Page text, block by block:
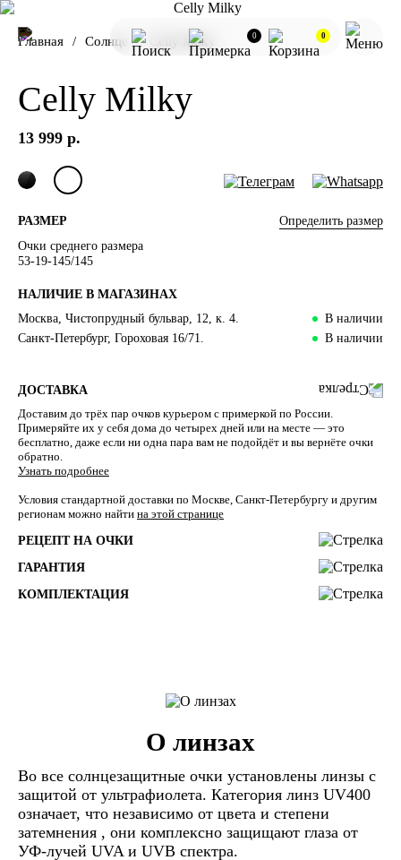
0 0
Главная Солнце Celly Milky
Celly Milky
13 999 р.
РАЗМЕР
Определить размер
Очки среднего размера
53-19-145/145
НАЛИЧИЕ В МАГАЗИНАХ
Москва, Чистопрудный бульвар, 12, к. 4.
В наличии
Санкт-Петербург, Гороховая 16/71.
В наличии
ДОСТАВКА
Доставим до трёх пар очков курьером с примеркой по России.
Примеряйте их у себя дома до четырех дней или на месте — это
бесплатно, даже если ни одна пара вам не подойдёт и вы вернёте очки
обратно.
Узнать подробнее
Условия стандартной доставки по Москве, Санкт-Петербургу и другим
регионам можно найти на этой странице
РЕЦЕПТ НА ОЧКИ
ГАРАНТИЯ
КОМПЛЕКТАЦИЯ
О линзах
Во все солнцезащитные очки установлены линзы c
защитой от ультрафиолета. Категория линз UV400
означает, что независимо от цвета и степени
затемнения , они комплексно защищают глаза от
УФ-лучей UVA и UVB спектра.